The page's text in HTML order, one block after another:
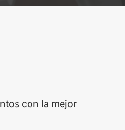
con la mejor